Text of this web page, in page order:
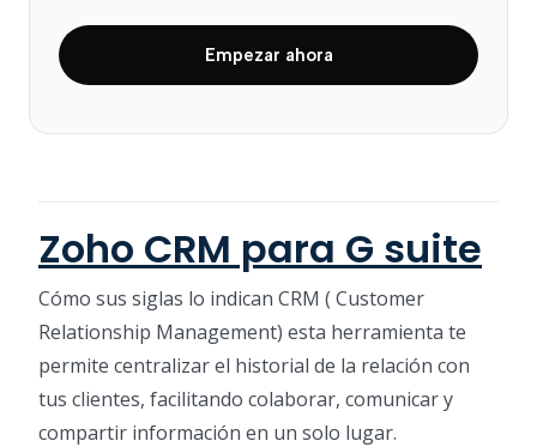
Empezar ahora
Zoho CRM para G suite
Cómo sus siglas lo indican CRM ( Customer
Relationship Management) esta herramienta te
permite centralizar el historial de la relación con
tus clientes, facilitando colaborar, comunicar y
compartir información en un solo lugar.